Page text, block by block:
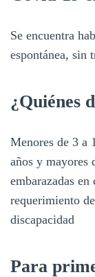
Se encuentra
espontánea, sin
¿Quiénes
Menores de 3 a
años y mayores
embarazadas
requerimiento
discapacidad
Para